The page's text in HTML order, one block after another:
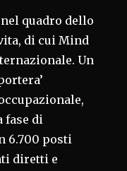
quadro dello
di cui Mind
Un
fase di
6.700 posti
diretti e